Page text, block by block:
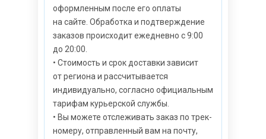
оформленным после его оплаты
на сайте. Обработка и подтверждение
заказов происходит ежедневно с 9:00
до 20:00.
• Стоимость и срок доставки зависит
от региона и рассчитывается
индивидуально, согласно официальным
тарифам курьерской службы.
• Вы можете отслеживать заказ по трек-
номеру, отправленный вам на почту,